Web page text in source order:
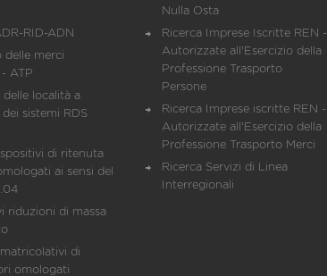
RID-ADN
delle merci
ATP
delle località a
sistemi RDS
di ritenuta
ai sensi del
riduzioni di massa
di
omologati
Nulla Osta
Ricerca Imprese Iscritte REN -
Autorizzate all'Esercizio della
Professione Trasporto
Persone
Ricerca Imprese iscritte REN -
Autorizzate all'Esercizio della
Professione Trasporto Merci
Ricerca Servizi di Linea
Interregionali